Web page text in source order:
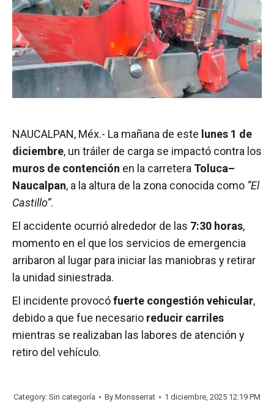
NAUCALPAN, Méx.- La mañana de este lunes 1 de
diciembre, un tráiler de carga se impactó contra los
muros de contención en la carretera Toluca–
Naucalpan, a la altura de la zona conocida como “El
Castillo”.
El accidente ocurrió alrededor de las 7:30 horas,
momento en el que los servicios de emergencia
arribaron al lugar para iniciar las maniobras y retirar
la unidad siniestrada.
El incidente provocófuerte congestión vehicular,
debido a que fue necesario reducir carriles
mientras se realizaban las labores de atención y
retiro del vehículo.
Category: Sin categoría By Monsserrat 1 diciembre, 2025 12:19 PM